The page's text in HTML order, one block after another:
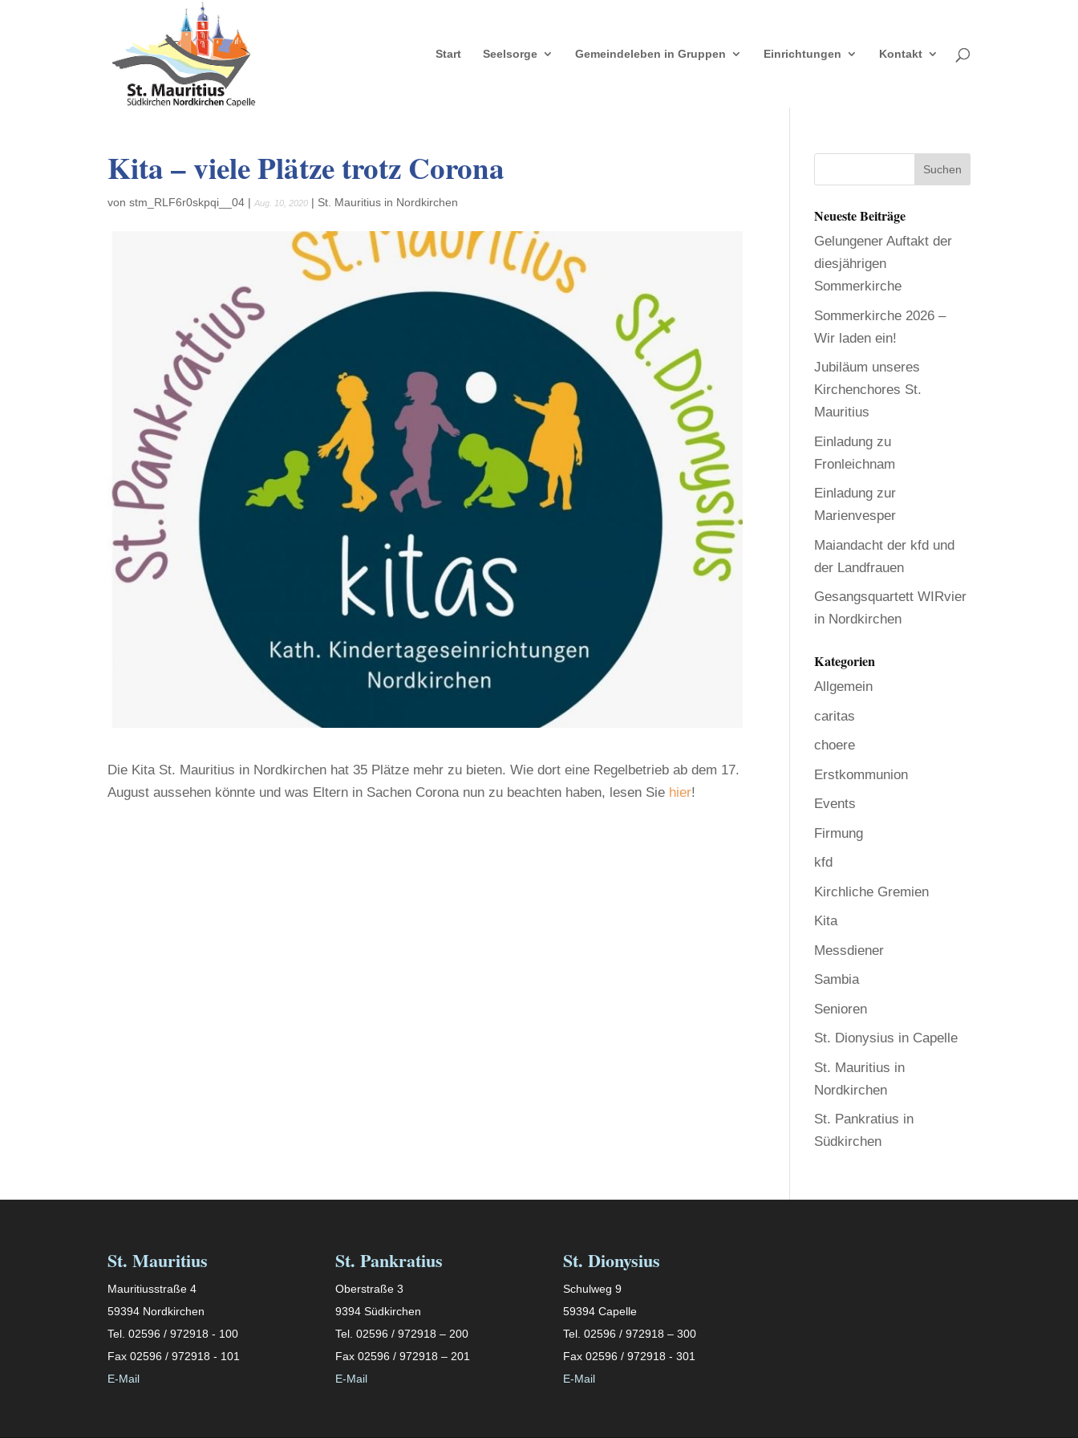
Start Seelsorge Gemeindeleben in Gruppen Einrichtungen Kontakt
Kita – viele Plätze trotz Corona
vonstm_RLF6r0skpqi__04 |Aug. 10, 2020 | St. Mauritius in Nordkirchen
Die Kita St. Mauritius in Nordkirchen hat 35 Plätze mehr zu bieten. Wie dort eine Regelbetrieb ab dem 17.
August aussehen könnte und was Eltern in Sachen Corona nun zu beachten haben, lesen Sie hier!
Neueste Beiträge
Gelungener Auftakt der
diesjährigen
Sommerkirche
Sommerkirche 2026 –
Wir laden ein!
Jubiläum unseres
Kirchenchores St.
Mauritius
Einladung zu
Fronleichnam
Einladung zur
Marienvesper
Maiandacht der kfd und
der Landfrauen
Gesangsquartett WIRvier
in Nordkirchen
Kategorien
Allgemein
caritas
choere
Erstkommunion
Events
Firmung
kfd
Kirchliche Gremien
Kita
Messdiener
Sambia
Senioren
St. Dionysius in Capelle
St. Mauritius in
Nordkirchen
St. Pankratius in
Südkirchen
St. Mauritius
Mauritiusstraße 4
59394 Nordkirchen
Tel. 02596 / 972918 - 100
Fax 02596 / 972918 - 101
E-Mail
St. Pankratius
Oberstraße 3
9394 Südkirchen
Tel. 02596 / 972918 – 200
Fax 02596 / 972918 – 201
E-Mail
St. Dionysius
Schulweg 9
59394 Capelle
Tel. 02596 / 972918 – 300
Fax 02596 / 972918 - 301
E-Mail